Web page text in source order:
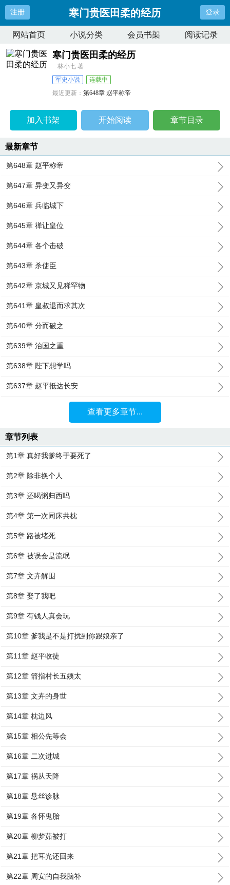
注册 寒门贵医田柔的经历 登录
网站首页 小说分类 会员书架 阅读记录
寒门贵医田柔的经历
林小七 著
军史小说
连载中
最近更新：第648章 赵平称帝
加入书架 开始阅读 章节目录
最新章节
第648章 赵平称帝
第647章 异变又异变
第646章 兵临城下
第645章 禅让皇位
第644章 各个击破
第643章 杀使臣
第642章 京城又见稀罕物
第641章 皇叔退而求其次
第640章 分而破之
第639章 治国之重
第638章 陛下想学吗
第637章 赵平抵达长安
查看更多章节...
章节列表
第1章 真好我爹终于要死了
第2章 除非换个人
第3章 还喝粥归西吗
第4章 第一次同床共枕
第5章 路被堵死
第6章 被误会是流氓
第7章 文卉解围
第8章 娶了我吧
第9章 有钱人真会玩
第10章 爹我是不是打扰到你跟娘亲了
第11章 赵平收徒
第12章 箭指村长五姨太
第13章 文卉的身世
第14章 枕边风
第15章 相公先等会
第16章 二次进城
第17章 祸从天降
第18章 悬丝诊脉
第19章 各怀鬼胎
第20章 柳梦茹被打
第21章 把耳光还回来
第22章 周安的自我脑补